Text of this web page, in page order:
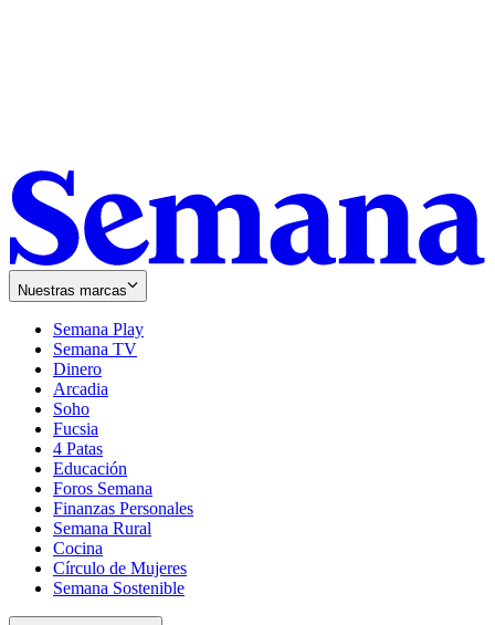
Nuestras marcas
Semana Play
Semana TV
Dinero
Arcadia
Soho
in
new
window
Fucsia
in
new
window
4 Patas
Educación
Foros Semana
Finanzas Personales
Semana Rural
Cocina
Círculo de Mujeres
Semana Sostenible